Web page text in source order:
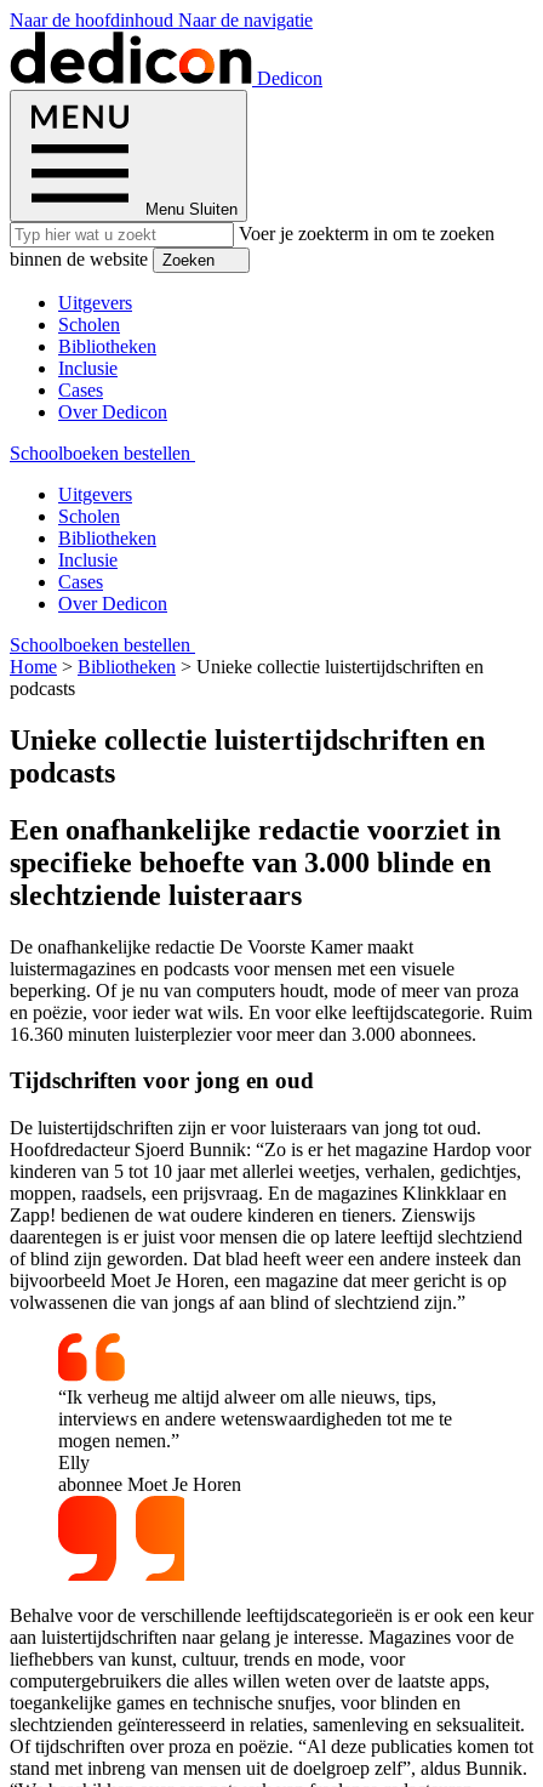
Naar de hoofdinhoud Naar de navigatie
Dedicon
Menu Sluiten
Voer je zoekterm in om te zoeken
binnen de website
Zoeken
Uitgevers
Scholen
Bibliotheken
Inclusie
Cases
Over Dedicon
Schoolboeken bestellen
Uitgevers
Scholen
Bibliotheken
Inclusie
Cases
Over Dedicon
Schoolboeken bestellen
Home > Bibliotheken > Unieke collectie luistertijdschriften en
podcasts
Unieke collectie luistertijdschriften en
podcasts
Een onafhankelijke redactie voorziet in
specifieke behoefte van 3.000 blinde en
slechtziende luisteraars
De onafhankelijke redactie De Voorste Kamer maakt
luistermagazines en podcasts voor mensen met een visuele
beperking. Of je nu van computers houdt, mode of meer van proza
en poëzie, voor ieder wat wils. En voor elke leeftijdscategorie. Ruim
16.360 minuten luisterplezier voor meer dan 3.000 abonnees.
Tijdschriften voor jong en oud
De luistertijdschriften zijn er voor luisteraars van jong tot oud.
Hoofdredacteur Sjoerd Bunnik: “Zo is er het magazine Hardop voor
kinderen van 5 tot 10 jaar met allerlei weetjes, verhalen, gedichtjes,
moppen, raadsels, een prijsvraag. En de magazines Klinkklaar en
Zapp! bedienen de wat oudere kinderen en tieners. Zienswijs
daarentegen is er juist voor mensen die op latere leeftijd slechtziend
of blind zijn geworden. Dat blad heeft weer een andere insteek dan
bijvoorbeeld Moet Je Horen, een magazine dat meer gericht is op
volwassenen die van jongs af aan blind of slechtziend zijn.”
“Ik verheug me altijd alweer om alle nieuws, tips,
interviews en andere wetenswaardigheden tot me te
mogen nemen.”
Elly
abonnee Moet Je Horen
Behalve voor de verschillende leeftijdscategorieën is er ook een keur
aan luistertijdschriften naar gelang je interesse. Magazines voor de
liefhebbers van kunst, cultuur, trends en mode, voor
computergebruikers die alles willen weten over de laatste apps,
toegankelijke games en technische snufjes, voor blinden en
slechtzienden geïnteresseerd in relaties, samenleving en seksualiteit.
Of tijdschriften over proza en poëzie. “Al deze publicaties komen tot
stand met inbreng van mensen uit de doelgroep zelf”, aldus Bunnik.